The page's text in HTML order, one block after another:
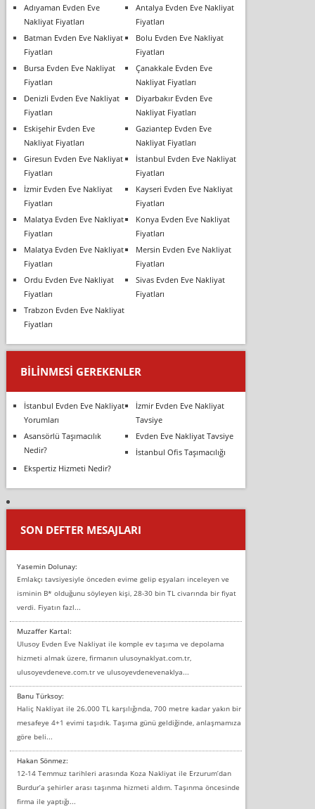
Adıyaman Evden Eve
Nakliyat Fiyatları
Antalya Evden Eve Nakliyat
Fiyatları
Batman Evden Eve Nakliyat
Fiyatları
Bolu Evden Eve Nakliyat
Fiyatları
Bursa Evden Eve Nakliyat
Fiyatları
Çanakkale Evden Eve
Nakliyat Fiyatları
Denizli Evden Eve Nakliyat
Fiyatları
Diyarbakır Evden Eve
Nakliyat Fiyatları
Eskişehir Evden Eve
Nakliyat Fiyatları
Gaziantep Evden Eve
Nakliyat Fiyatları
Giresun Evden Eve Nakliyat
Fiyatları
İstanbul Evden Eve Nakliyat
Fiyatları
İzmir Evden Eve Nakliyat
Fiyatları
Kayseri Evden Eve Nakliyat
Fiyatları
Malatya Evden Eve Nakliyat
Fiyatları
Konya Evden Eve Nakliyat
Fiyatları
Malatya Evden Eve Nakliyat
Fiyatları
Mersin Evden Eve Nakliyat
Fiyatları
Ordu Evden Eve Nakliyat
Fiyatları
Sivas Evden Eve Nakliyat
Fiyatları
Trabzon Evden Eve Nakliyat
Fiyatları
BILINMESI GEREKENLER
İstanbul Evden Eve Nakliyat
Yorumları
İzmir Evden Eve Nakliyat
Tavsiye
Asansörlü Taşımacılık
Nedir?
Evden Eve Nakliyat Tavsiye
İstanbul Ofis Taşımacılığı
Ekspertiz Hizmeti Nedir?
SON DEFTER MESAJLARI
Yasemin Dolunay:
Emlakçı tavsiyesiyle önceden evime gelip eşyaları inceleyen ve
isminin B* olduğunu söyleyen kişi, 28-30 bin TL civarında bir fiyat
verdi. Fiyatın fazl...
Muzaffer Kartal:
Ulusoy Evden Eve Nakliyat ile komple ev taşıma ve depolama
hizmeti almak üzere, firmanın ulusoynaklyat.com.tr,
ulusoyevdeneve.com.tr ve ulusoyevdenevenaklya...
Banu Türksoy:
Haliç Nakliyat ile 26.000 TL karşılığında, 700 metre kadar yakın bir
mesafeye 4+1 evimi taşıdık. Taşıma günü geldiğinde, anlaşmamıza
göre beli...
Hakan Sönmez:
12-14 Temmuz tarihleri arasında Koza Nakliyat ile Erzurum’dan
Burdur’a şehirler arası taşınma hizmeti aldım. Taşınma öncesinde
firma ile yaptığı...